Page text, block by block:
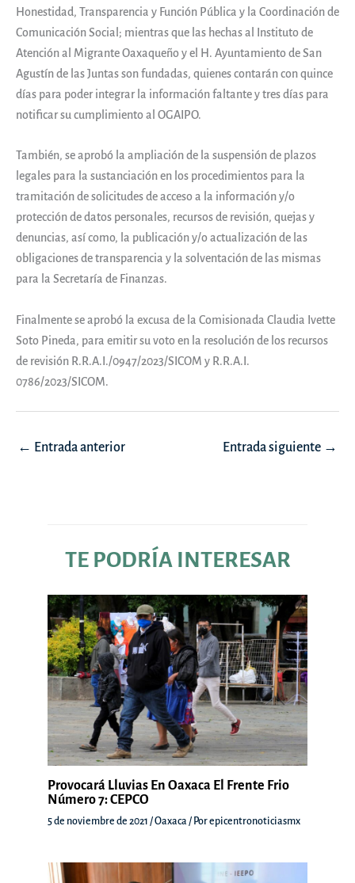
Honestidad, Transparencia y Función Pública y la Coordinación de
Comunicación Social; mientras que las hechas al Instituto de
Atención al Migrante Oaxaqueño y el H. Ayuntamiento de San
Agustín de las Juntas son fundadas, quienes contarán con quince
días para poder integrar la información faltante y tres días para
notificar su cumplimiento al OGAIPO.
También, se aprobó la ampliación de la suspensión de plazos
legales para la sustanciación en los procedimientos para la
tramitación de solicitudes de acceso a la información y/o
protección de datos personales, recursos de revisión, quejas y
denuncias, así como, la publicación y/o actualización de las
obligaciones de transparencia y la solventación de las mismas
para la Secretaría de Finanzas.
Finalmente se aprobó la excusa de la Comisionada Claudia Ivette
Soto Pineda, para emitir su voto en la resolución de los recursos
de revisión R.R.A.I./0947/2023/SICOM y R.R.A.I.
0786/2023/SICOM.
Navegación
← Entrada anterior Entrada siguiente →
TE PODRÍA INTERESAR
Provocará Lluvias En Oaxaca El Frente Frio
Número 7: CEPCO
5 de noviembre de 2021 /Oaxaca / Porepicentronoticiasmx